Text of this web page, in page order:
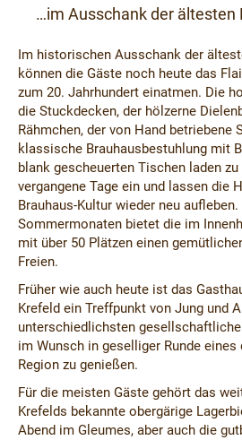
…im Ausschank der ältesten
Im historischen Ausschank der
können die Gäste noch heute das
zum 20. Jahrhundert einatmen. Die
die Stuckdecken, der hölzerne
Rähmchen, der von Hand betriebene
klassische Brauhausbestuhlung mit
blank gescheuerten Tischen laden
vergangene Tage ein und lassen die
Brauhaus-Kultur wieder neu aufleben.
Sommermonaten bietet die im
mit über 50 Plätzen einen
Freien.
Früher wie auch heute ist das
Krefeld ein Treffpunkt von Jung und
unterschiedlichsten
im Wunsch in geselliger Runde
Region zu genießen.
Für die meisten Gäste gehört das
Krefelds bekannte obergärige
Abend im Gleumes, aber auch die